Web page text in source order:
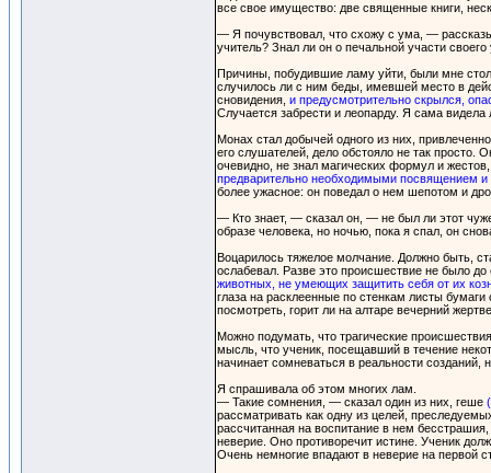
все свое имущество: две священные книги,
— Я почувствовал, что схожу с ума, —
учитель? Знал ли он о печальной участи
Причины, побудившие ламу уйти, были мне
случилось ли с ним беды, имевшей место в
сновидения, и предусмотрительно скрылся,
Случается забрести и леопарду. Я сама видела
Монах стал добычей одного из них,
его слушателей, дело обстояло не так просто.
очевидно, не знал магических формул и
предварительно необходимыми посвящением и
более ужасное: он поведал о нем шепотом и
— Кто знает, — сказал он, — не был ли этот
образе человека, но ночью, пока я спал, он
Воцарилось тяжелое молчание. Должно быть,
ослабевал. Разве это происшествие не было
животных, не умеющих защитить себя от их
глаза на расклеенные по стенкам листы
посмотреть, горит ли на алтаре вечерний
Можно подумать, что трагические
мысль, что ученик, посещавший в течение
начинает сомневаться в реальности
Я спрашивала об этом многих лам.
— Такие сомнения, — сказал один из них, геше
рассматривать как одну из целей,
рассчитанная на воспитание в нем
неверие. Оно противоречит истине. Ученик
Очень немногие впадают в неверие на первой